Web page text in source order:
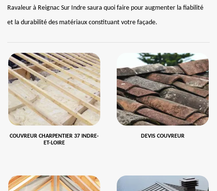
Ravaleur à Reignac Sur Indre saura quoi faire pour augmenter la fiabilité
et la durabilité des matériaux constituant votre façade.
COUVREUR CHARPENTIER 37 INDRE-
ET-LOIRE
DEVIS COUVREUR